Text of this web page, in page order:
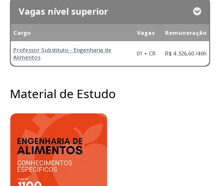
Vagas nível superior
Cargo Vagas Remuneração
Professor Substituto - Engenharia de
Alimentos
01 + CR R$ 4.326,60 /40h
Material de Estudo